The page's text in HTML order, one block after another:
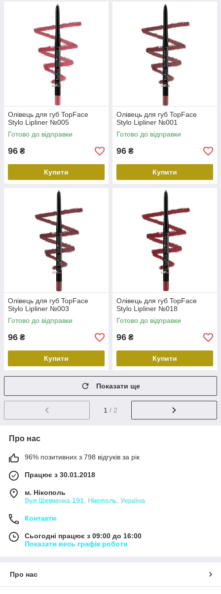
Олівець для губ TopFace
Stylo Lipliner №005
Готово до відправки
96 ₴
Купити
Олівець для губ TopFace
Stylo Lipliner №001
Готово до відправки
96 ₴
Купити
Олівець для губ TopFace
Stylo Lipliner №003
Готово до відправки
96 ₴
Купити
Олівець для губ TopFace
Stylo Lipliner №018
Готово до відправки
96 ₴
Купити
Показати ще
1 / 2
Про нас
96% позитивних з 798 відгуків за рік
Працює з 30.01.2018
м. Нікополь
Вул Шевченка 191, Нікополь, Україна
Контакти
Сьогодні працює з 09:00 до 16:00
Показати весь графік роботи
Про нас